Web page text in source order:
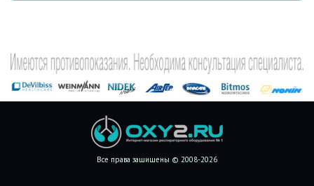
Все права защищены © 2008-2026